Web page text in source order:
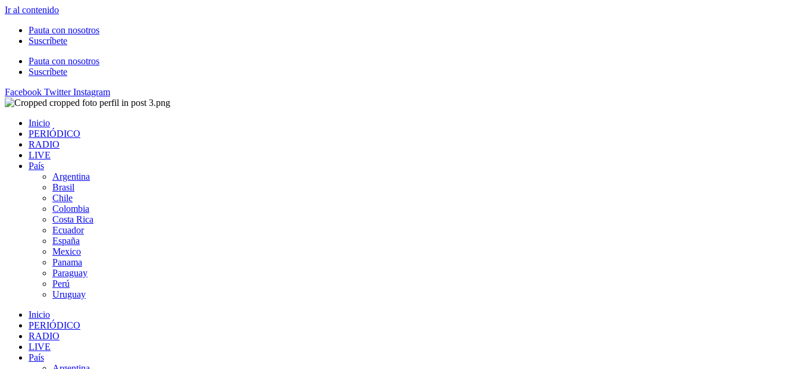
Ir al contenido
Pauta con nosotros
Suscríbete
Pauta con nosotros
Suscríbete
Facebook Twitter Instagram
Inicio
PERIÓDICO
RADIO
LIVE
País
Argentina
Brasil
Chile
Colombia
Costa Rica
Ecuador
España
Mexico
Panama
Paraguay
Perú
Uruguay
Inicio
PERIÓDICO
RADIO
LIVE
País